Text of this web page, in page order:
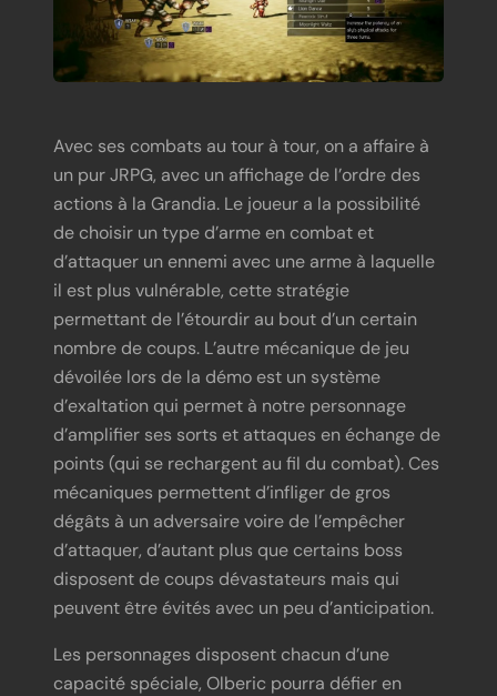
Avec ses combats au tour à tour, on a affaire à
un pur JRPG, avec un affichage de l’ordre des
actions à la Grandia. Le joueur a la possibilité
de choisir un type d’arme en combat et
d’attaquer un ennemi avec une arme à laquelle
il est plus vulnérable, cette stratégie
permettant de l’étourdir au bout d’un certain
nombre de coups. L’autre mécanique de jeu
dévoilée lors de la démo est un système
d’exaltation qui permet à notre personnage
d’amplifier ses sorts et attaques en échange de
points (qui se rechargent au fil du combat). Ces
mécaniques permettent d’infliger de gros
dégâts à un adversaire voire de l’empêcher
d’attaquer, d’autant plus que certains boss
disposent de coups dévastateurs mais qui
peuvent être évités avec un peu d’anticipation.
Les personnages disposent chacun d’une
capacité spéciale, Olberic pourra défier en